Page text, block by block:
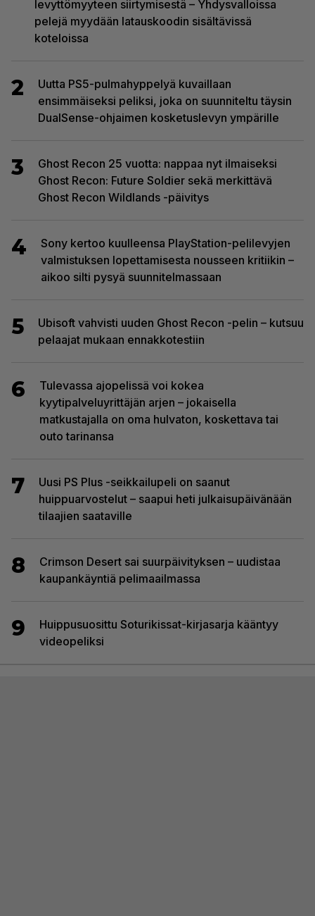
levyttömyyteen siirtymisestä – Yhdysvalloissa
pelejä myydään latauskoodin sisältävissä
koteloissa
2
Uutta PS5-pulmahyppelyä kuvaillaan
ensimmäiseksi peliksi, joka on suunniteltu täysin
DualSense-ohjaimen kosketuslevyn ympärille
3
Ghost Recon 25 vuotta: nappaa nyt ilmaiseksi
Ghost Recon: Future Soldier sekä merkittävä
Ghost Recon Wildlands -päivitys
4
Sony kertoo kuulleensa PlayStation-pelilevyjen
valmistuksen lopettamisesta nousseen kritiikin –
aikoo silti pysyä suunnitelmassaan
5
Ubisoft vahvisti uuden Ghost Recon -pelin – kutsuu
pelaajat mukaan ennakkotestiin
6
Tulevassa ajopelissä voi kokea
kyytipalveluyrittäjän arjen – jokaisella
matkustajalla on oma hulvaton, koskettava tai
outo tarinansa
7
Uusi PS Plus -seikkailupeli on saanut
huippuarvostelut – saapui heti julkaisupäivänään
tilaajien saataville
8
Crimson Desert sai suurpäivityksen – uudistaa
kaupankäyntiä pelimaailmassa
9
Huippusuosittu Soturikissat-kirjasarja kääntyy
videopeliksi